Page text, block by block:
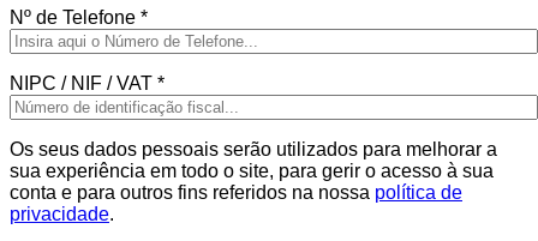
Nº de Telefone *
NIPC / NIF / VAT *
Os seus dados pessoais serão utilizados para melhorar a
sua experiência em todo o site, para gerir o acesso à sua
conta e para outros fins referidos na nossa política de
privacidade.